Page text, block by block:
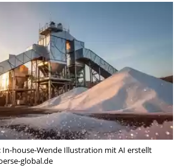
In-house-Wende Illustration mit AI erstellt
global.de